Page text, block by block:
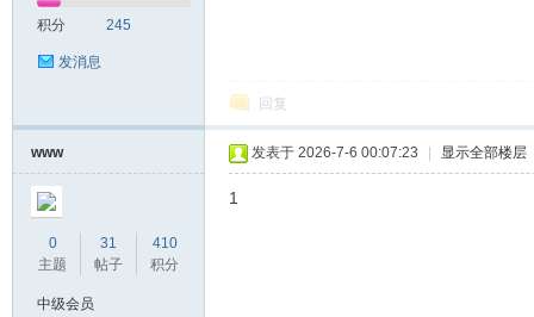
积分 245
发消息
回复
www
0
主题
31
帖子
410
积分
中级会员
发表于 2026-7-6 00:07:23 显示全部楼层
1